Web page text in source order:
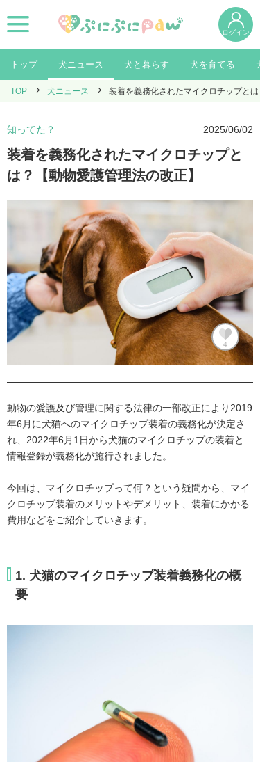
ログイン
トップ 犬ニュース 犬と暮らす 犬を育てる
TOP 犬ニュース 装着を義務化されたマイクロチップと
知ってた？ 2025/06/02
装着を義務化されたマイクロチップと
は？【動物愛護管理法の改正】
4
動物の愛護及び管理に関する法律の一部改正により2019
年6月に犬猫へのマイクロチップ装着の義務化が決定さ
れ、2022年6月1日から犬猫のマイクロチップの装着と
情報登録が義務化が施行されました。
今回は、マイクロチップって何？という疑問から、マイ
クロチップ装着のメリットやデメリット、装着にかかる
費用などをご紹介していきます。
1. 犬猫のマイクロチップ装着義務化の概
要